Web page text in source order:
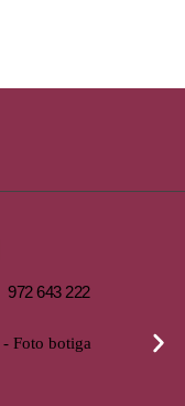
972 643 222